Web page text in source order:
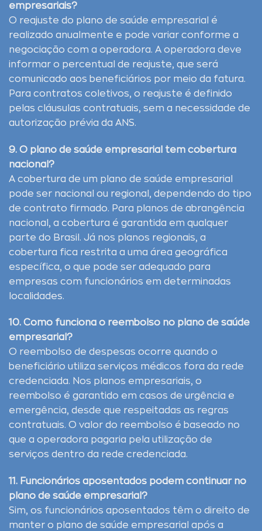
empresariais?
O reajuste do plano de saúde empresarial é
realizado anualmente e pode variar conforme a
negociação com a operadora. A operadora deve
informar o percentual de reajuste, que será
comunicado aos beneficiários por meio da fatura.
Para contratos coletivos, o reajuste é definido
pelas cláusulas contratuais, sem a necessidade de
autorização prévia da ANS.
9. O plano de saúde empresarial tem cobertura
nacional?
A cobertura de um plano de saúde empresarial
pode ser nacional ou regional, dependendo do tipo
de contrato firmado. Para planos de abrangência
nacional, a cobertura é garantida em qualquer
parte do Brasil. Já nos planos regionais, a
cobertura fica restrita a uma área geográfica
específica, o que pode ser adequado para
empresas com funcionários em determinadas
localidades.
10. Como funciona o reembolso no plano de saúde
empresarial?
O reembolso de despesas ocorre quando o
beneficiário utiliza serviços médicos fora da rede
credenciada. Nos planos empresariais, o
reembolso é garantido em casos de urgência e
emergência, desde que respeitadas as regras
contratuais. O valor do reembolso é baseado no
que a operadora pagaria pela utilização de
serviços dentro da rede credenciada.
11. Funcionários aposentados podem continuar no
plano de saúde empresarial?
Sim, os funcionários aposentados têm o direito de
manter o plano de saúde empresarial após a